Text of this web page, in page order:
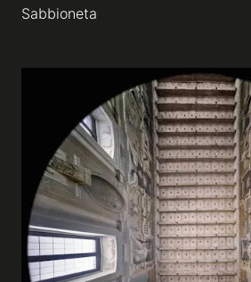
Sabbioneta